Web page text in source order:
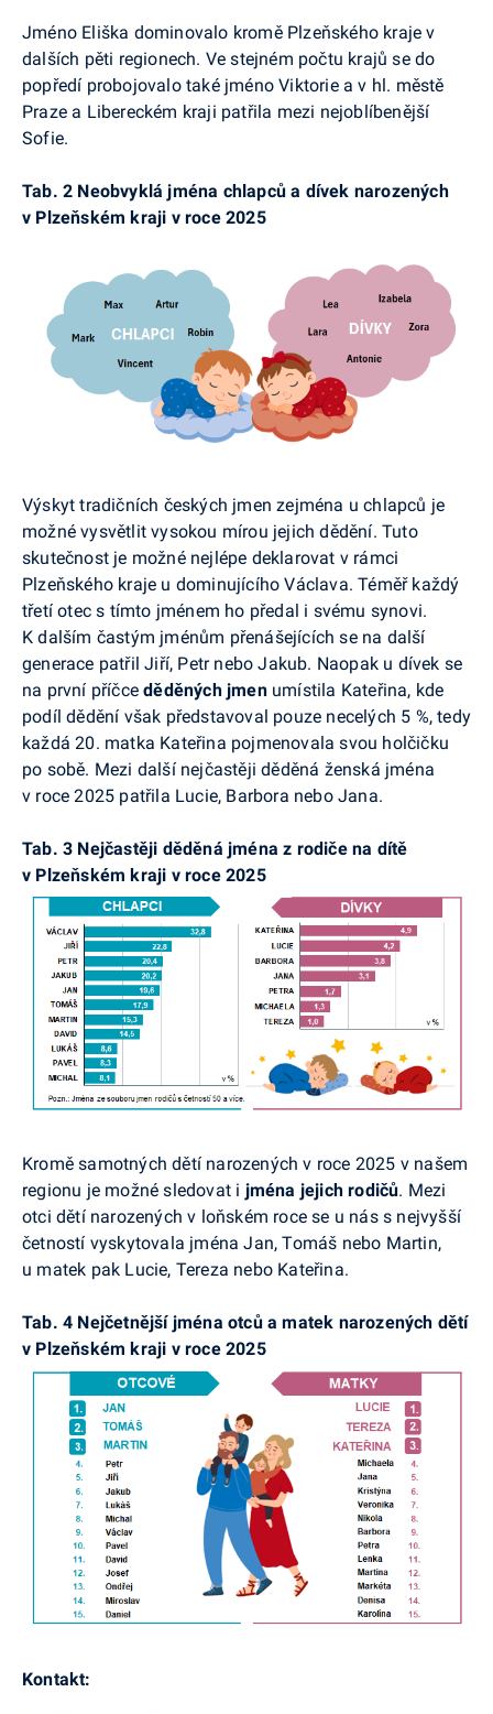
Jméno Eliška dominovalo kromě Plzeňského kraje v
dalších pěti regionech. Ve stejném počtu krajů se do
popředí probojovalo také jméno Viktorie a v hl. městě
Praze a Libereckém kraji patřila mezi nejoblíbenější
Sofie.
Tab. 2 Neobvyklá jména chlapců a dívek narozených
v Plzeňském kraji v roce 2025
Výskyt tradičních českých jmen zejména u chlapců je
možné vysvětlit vysokou mírou jejich dědění. Tuto
skutečnost je možné nejlépe deklarovat v rámci
Plzeňského kraje u dominujícího Václava. Téměř každý
třetí otec s tímto jménem ho předal i svému synovi.
K dalším častým jménům přenášejících se na další
generace patřil Jiří, Petr nebo Jakub. Naopak u dívek se
na první příčceděděných jmenumístila Kateřina, kde
podíl dědění však představoval pouze necelých 5 %, tedy
každá 20. matka Kateřina pojmenovala svou holčičku
po sobě. Mezi další nejčastěji děděná ženská jména
v roce 2025 patřila Lucie, Barbora nebo Jana.
Tab. 3 Nejčastěji děděná jména z rodiče na dítě
v Plzeňském kraji v roce 2025
Kromě samotných dětí narozených v roce 2025 v našem
regionu je možné sledovat i jména jejich rodičů. Mezi
otci dětí narozených v loňském roce se u nás s nejvyšší
četností vyskytovala jména Jan, Tomáš nebo Martin,
u matek pak Lucie, Tereza nebo Kateřina.
Tab. 4 Nejčetnější jména otců a matek narozených dětí
v Plzeňském kraji v roce 2025
Kontakt: